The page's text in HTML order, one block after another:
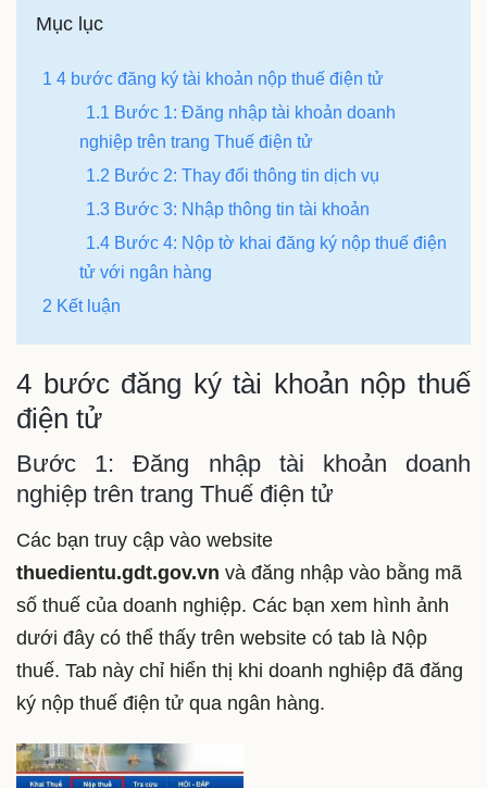
Mục lục
1 4 bước đăng ký tài khoản nộp thuế điện tử
1.1 Bước 1: Đăng nhập tài khoản doanh
nghiệp trên trang Thuế điện tử
1.2 Bước 2: Thay đổi thông tin dịch vụ
1.3 Bước 3: Nhập thông tin tài khoản
1.4 Bước 4: Nộp tờ khai đăng ký nộp thuế điện
tử với ngân hàng
2 Kết luận
4 bước đăng ký tài khoản nộp thuế
điện tử
Bước 1: Đăng nhập tài khoản doanh
nghiệp trên trang Thuế điện tử
Các bạn truy cập vào website
thuedientu.gdt.gov.vn và đăng nhập vào bằng mã
số thuế của doanh nghiệp. Các bạn xem hình ảnh
dưới đây có thể thấy trên website có tab là Nộp
thuế. Tab này chỉ hiển thị khi doanh nghiệp đã đăng
ký nộp thuế điện tử qua ngân hàng.